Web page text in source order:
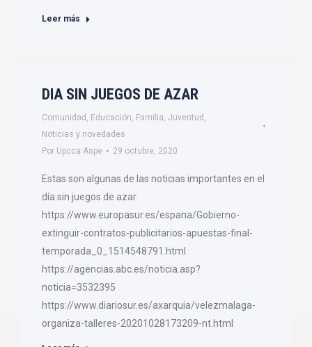
Leer más
DIA SIN JUEGOS DE AZAR
Comunidad , Educación, Familia, Juventud ,
Noticias y novedades
Por Upcca Aspe 29 octubre, 2020
Estas son algunas de las noticias importantes en el
día sin juegos de azar.
https://www.europasur.es/espana/Gobierno-
extinguir-contratos-publicitarios-apuestas-final-
temporada_0_1514548791.html
https://agencias.abc.es/noticia.asp?
noticia=3532395
https://www.diariosur.es/axarquia/velezmalaga-
organiza-talleres-20201028173209-nt.html